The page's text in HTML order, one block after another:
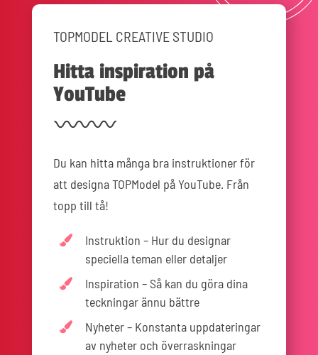
TOPMODEL CREATIVE STUDIO
Hitta inspiration på
YouTube
Du kan hitta många bra instruktioner för
att designa TOPModel på YouTube. Från
topp till tå!
Instruktion – Hur du designar
speciella teman eller detaljer
Inspiration – Så kan du göra dina
teckningar ännu bättre
Nyheter – Konstanta uppdateringar
av nyheter och överraskningar